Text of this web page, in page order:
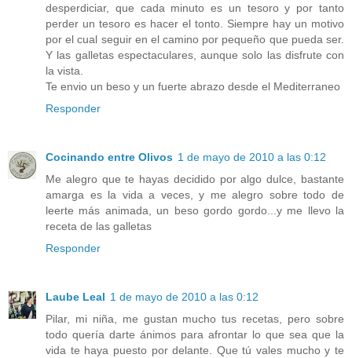
desperdiciar, que cada minuto es un tesoro y por tanto
perder un tesoro es hacer el tonto. Siempre hay un motivo
por el cual seguir en el camino por pequeño que pueda ser.
Y las galletas espectaculares, aunque solo las disfrute con
la vista.
Te envio un beso y un fuerte abrazo desde el Mediterraneo
Responder
Cocinando entre Olivos 1 de mayo de 2010 a las 0:12
Me alegro que te hayas decidido por algo dulce, bastante
amarga es la vida a veces, y me alegro sobre todo de
leerte más animada, un beso gordo gordo...y me llevo la
receta de las galletas
Responder
Laube Leal 1 de mayo de 2010 a las 0:12
Pilar, mi niña, me gustan mucho tus recetas, pero sobre
todo quería darte ánimos para afrontar lo que sea que la
vida te haya puesto por delante. Que tú vales mucho y te